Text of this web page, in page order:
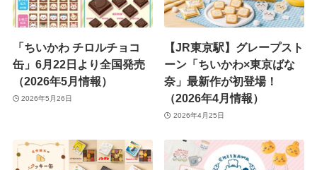
「ちいかわ チロルチョコ
缶」6月22日より全国発売
（2026年5月情報）
2026年5月26日
【JR東京駅】グレープスト
ーン「ちいかわ×東京ばな
奈」最新作が初登場！
（2026年4月情報）
2026年4月25日